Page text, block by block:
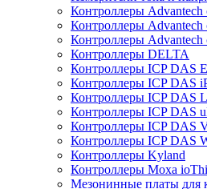
Контроллеры
Контроллеры
Контроллеры
Контроллеры DELTA
Контроллеры ICP DAS
Контроллеры ICP DAS
Контроллеры ICP DAS
Контроллеры ICP DAS
Контроллеры ICP DAS
Контроллеры ICP DAS
Контроллеры Kyland
Контроллеры Moxa
Мезонинные платы для